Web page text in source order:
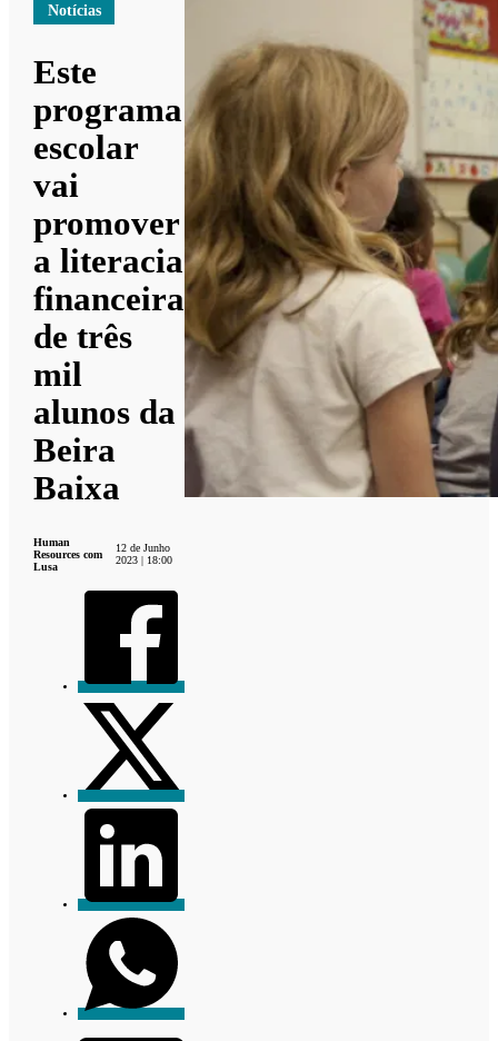
Notícias
Este
programa
escolar
vai
promover
a literacia
financeira
de três
mil
alunos da
Beira
Baixa
Human
Resources com
Lusa
12 de Junho
2023 | 18:00